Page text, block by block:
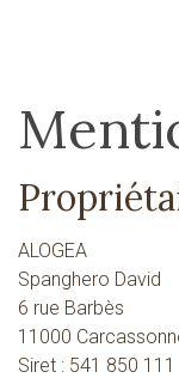
ALOGEA
Spanghero David
6 rue Barbès
11000
Siret : 541 850